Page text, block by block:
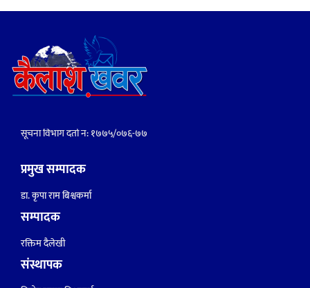
सूचना विभाग दर्ता नं: १७७५/०७६-७७
प्रमुख सम्पादक
डा. कृपा राम बिश्वकर्मा
सम्पादक
रक्तिम दैलेखी
संस्थापक